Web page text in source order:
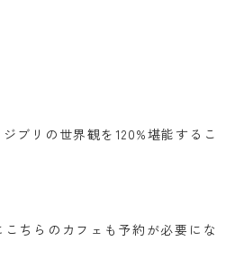
ブリの世界観を120%堪能するこ
こちらのカフェも予約が必要にな